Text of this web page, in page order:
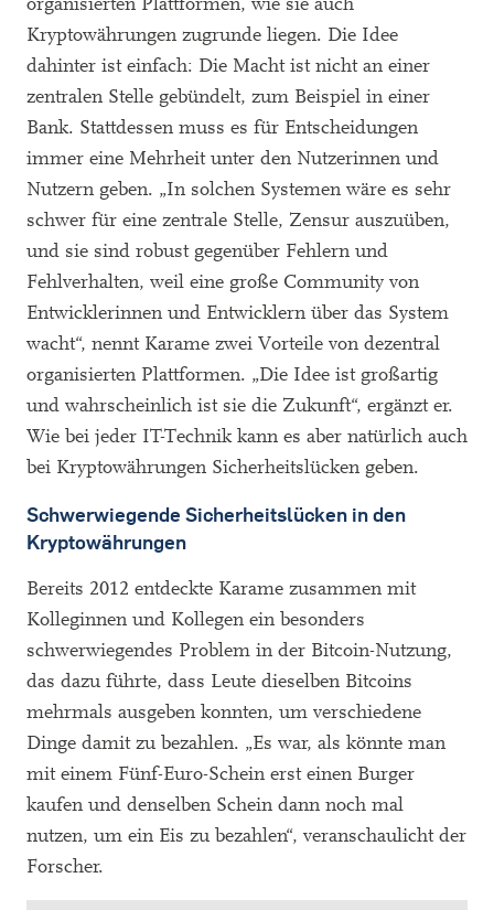
Kryptowährungen zugrunde liegen. Die Idee
dahinter ist einfach: Die Macht ist nicht an einer
zentralen Stelle gebündelt, zum Beispiel in einer
Bank. Stattdessen muss es für Entscheidungen
immer eine Mehrheit unter den Nutzerinnen und
Nutzern geben. „In solchen Systemen wäre es sehr
schwer für eine zentrale Stelle, Zensur auszuüben,
und sie sind robust gegenüber Fehlern und
Fehlverhalten, weil eine große Community von
Entwicklerinnen und Entwicklern über das System
wacht“, nennt Karame zwei Vorteile von dezentral
organisierten Plattformen. „Die Idee ist großartig
und wahrscheinlich ist sie die Zukunft“, ergänzt er.
Wie bei jeder IT-Technik kann es aber natürlich auch
bei Kryptowährungen Sicherheitslücken geben.
Schwerwiegende Sicherheitslücken in den
Kryptowährungen
Bereits 2012 entdeckte Karame zusammen mit
Kolleginnen und Kollegen ein besonders
schwerwiegendes Problem in der Bitcoin-Nutzung,
das dazu führte, dass Leute dieselben Bitcoins
mehrmals ausgeben konnten, um verschiedene
Dinge damit zu bezahlen. „Es war, als könnte man
mit einem Fünf-Euro-Schein erst einen Burger
kaufen und denselben Schein dann noch mal
nutzen, um ein Eis zu bezahlen“, veranschaulicht der
Forscher.